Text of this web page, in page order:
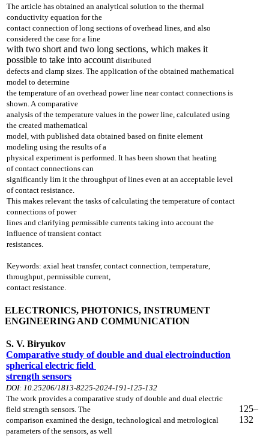
The article has obtained an analytical solution to the thermal
conductivity equation forthe
contact connection of long sections of overhead lines, and also
considered the case for a line
with two short and two long sections, which makes it
possible to take into account distributed
defects and clamp sizes. The application of the obtained mathematical
model to determine
the temperature of an overhead power line near contact connections is
shown. A comparative
analysis of the temperature values in the power line, calculated using
the created mathematical
model, with published data obtained based on finite element
modeling using the results of a
physical experiment is performed. It has been shown that heating
ofcontact connections can
significantly lim it the throughput of lines even at an acceptable level
of contact resistance.
This makes relevant the tasks of calculating the temperature ofcontact
connections of power
lines and clarifying permissible currents taking into account the
influence of transient contact
resistances.
Keywords: axial heat transfer, contact connection, temperature,
throughput, permissible current,
contact resistance.
ELECTRONICS, PHOTONICS, INSTRUMENT
ENGINEERING AND COMMUNICATION
S. V. Biryukov
Comparative study of double and dual electroinduction
spherical electric field
strength sensors
DOI: 10.25206/1813-8225-2024-191-125-132
The work provides a comparative study of double and dual electric
field strength sensors. The
comparison examined the design, technological and metrological
parameters of the sensors, as well
125–
132